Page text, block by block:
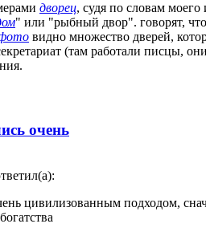
дворец, судя по словам
" или "рыбный двор". говорят,
видно множество дверей,
(там работали писцы,
очень
цивилизованным подходом,